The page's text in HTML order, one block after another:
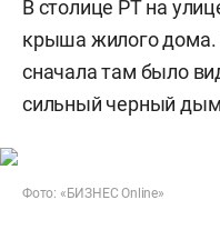
В столице РТ на
крыша жилого дома.
сначала там было
сильный черный
Фото: «БИЗНЕС Online»